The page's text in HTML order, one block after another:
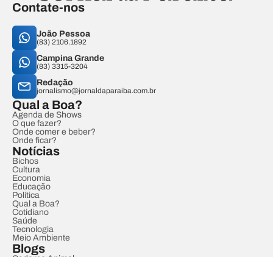
Contate-nos
João Pessoa
(83) 2106.1892
Campina Grande
(83) 3315-3204
Redação
jornalismo@jornaldaparaiba.com.br
Qual a Boa?
Agenda de Shows
O que fazer?
Onde comer e beber?
Onde ficar?
Notícias
Bichos
Cultura
Economia
Educação
Política
Qual a Boa?
Cotidiano
Saúde
Tecnologia
Meio Ambiente
Blogs